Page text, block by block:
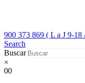
900 373 869 ( L a J 9-
Search
Buscar
×
00